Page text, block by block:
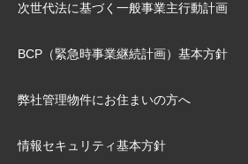
次世代法に基づく⼀般事業主⾏動計画
BCP（緊急時事業継続計画）基本⽅針
弊社管理物件にお住まいの⽅へ
情報セキュリティ基本方針